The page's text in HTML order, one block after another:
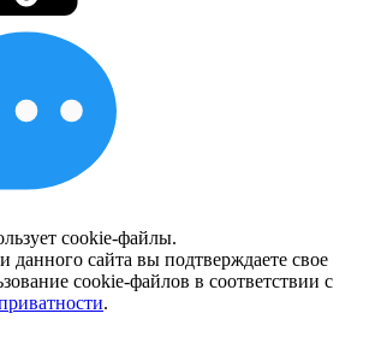
cookie-файлы.
данного сайта вы подтверждаете свое
cookie-файлов в соответствии с
.